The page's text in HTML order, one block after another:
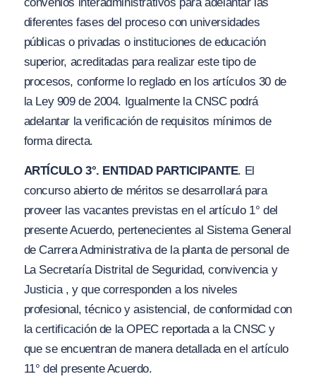
diferentes fases del proceso con universidades
públicas o privadas o instituciones de educación
superior, acreditadas para realizar este tipo de
procesos, conforme lo reglado en los artículos 30 de
la Ley 909 de 2004. Igualmente la CNSC podrá
adelantar la verificación de requisitos mínimos de
forma directa.
ARTÍCULO 3°. ENTIDAD PARTICIPANTE. El
concurso abierto de méritos se desarrollará para
proveer las vacantes previstas en el artículo 1° del
presente Acuerdo, pertenecientes al Sistema General
de Carrera Administrativa de la planta de personal de
La Secretaría Distrital de Seguridad, convivencia y
Justicia , y que corresponden a los niveles
profesional, técnico y asistencial, de conformidad con
la certificación de la OPEC reportada a la CNSC y
que se encuentran de manera detallada en el artículo
11° del presente Acuerdo.